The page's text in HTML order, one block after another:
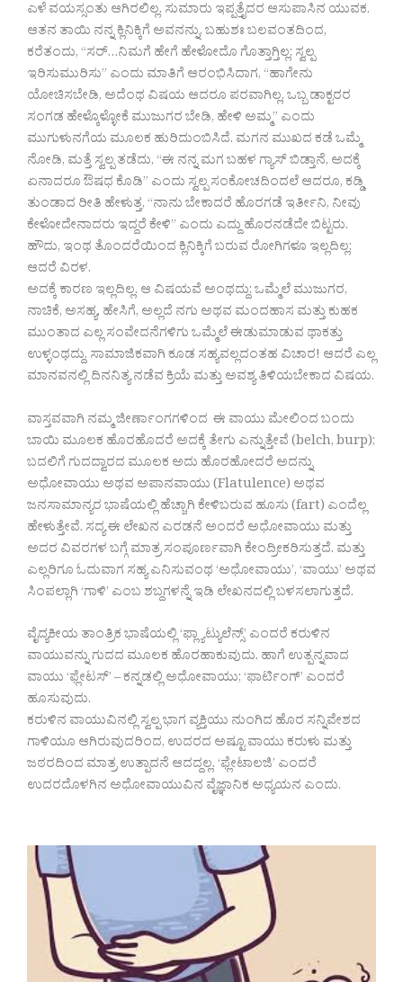
ಎಳೆ ವಯಸ್ಸಂತು ಆಗಿರಲಿಲ್ಲ. ಸುಮಾರು ಇಪ್ಪತ್ತೈದರ ಆಸುಪಾಸಿನ ಯುವಕ.
ಆತನ ತಾಯಿ ನನ್ನ ಕ್ಲಿನಿಕ್ಕಿಗೆ ಅವನನ್ನು, ಬಹುಶಃ ಬಲವಂತದಿಂದ,
ಕರೆತಂದು, “ಸರ್…ನಿಮಗೆ ಹೇಗೆ ಹೇಳೋದೊ ಗೊತ್ತಾಗ್ತಿಲ್ಲ; ಸ್ವಲ್ಪ
ಇರಿಸುಮುರಿಸು” ಎಂದು ಮಾತಿಗೆ ಆರಂಭಿಸಿದಾಗ, “ಹಾಗೇನು
ಯೋಚಿಸಬೇಡಿ, ಅದೆಂಥ ವಿಷಯ ಆದರೂ ಪರವಾಗಿಲ್ಲ, ಒಬ್ಬ ಡಾಕ್ಟರರ
ಸಂಗಡ ಹೇಳ್ಕೊಳ್ಳೋಕೆ ಮುಜುಗರ ಬೇಡಿ, ಹೇಳಿ ಅಮ್ಮ” ಎಂದು
ಮುಗುಳುನಗೆಯ ಮೂಲಕ ಹುರಿದುಂಬಿಸಿದೆ. ಮಗನ ಮುಖದ ಕಡೆ ಒಮ್ಮೆ
ನೋಡಿ, ಮತ್ತೆ ಸ್ವಲ್ಪ ತಡೆದು, “ಈ ನನ್ನ ಮಗ ಬಹಳ ಗ್ಯಾಸ್ ಬಿಡ್ತಾನೆ, ಅದಕ್ಕೆ
ಏನಾದರೂ ಔಷಧ ಕೊಡಿ” ಎಂದು ಸ್ವಲ್ಪ ಸಂಕೋಚದಿಂದಲೆ ಆದರೂ, ಕಡ್ಡಿ
ತುಂಡಾದ ರೀತಿ ಹೇಳುತ್ತ, “ನಾನು ಬೇಕಾದರೆ ಹೊರಗಡೆ ಇರ್ತೀನಿ, ನೀವು
ಕೇಳೋದೇನಾದರು ಇದ್ದರೆ ಕೇಳಿ” ಎಂದು ಎದ್ದು ಹೊರನಡೆದೇ ಬಿಟ್ಟರು.
ಹೌದು, ಇಂಥ ತೊಂದರೆಯಿಂದ ಕ್ಲಿನಿಕ್ಕಿಗೆ ಬರುವ ರೋಗಿಗಳೂ ಇಲ್ಲದಿಲ್ಲ;
ಆದರೆ ವಿರಳ.
ಅದಕ್ಕೆ ಕಾರಣ ಇಲ್ಲದಿಲ್ಲ. ಆ ವಿಷಯವೆ ಅಂಥದ್ದು: ಒಮ್ಮೆಲೆ ಮುಜುಗರ,
ನಾಚಿಕೆ, ಅಸಹ್ಯ, ಹೇಸಿಗೆ, ಅಲ್ಲದೆ ನಗು ಅಥವ ಮಂದಹಾಸ ಮತ್ತು ಕುಹಕ
ಮುಂತಾದ ಎಲ್ಲ ಸಂವೇದನೆಗಳಿಗು ಒಮ್ಮೆಲೆ ಈಡುಮಾಡುವ ಥಾಕತ್ತು
ಉಳ್ಳಂಥದ್ದು. ಸಾಮಾಜಿಕವಾಗಿ ಕೂಡ ಸಹ್ಯವಲ್ಲದಂತಹ ವಿಚಾರ! ಆದರೆ ಎಲ್ಲ
ಮಾನವನಲ್ಲಿ ದಿನನಿತ್ಯ ನಡೆವ ಕ್ರಿಯೆ ಮತ್ತು ಅವಶ್ಯ ತಿಳಿಯಬೇಕಾದ ವಿಷಯ.
ವಾಸ್ತವವಾಗಿ ನಮ್ಮ ಜೀರ್ಣಾಂಗಗಳಿಂದ ಈ ವಾಯು ಮೇಲಿಂದ ಬಂದು
ಬಾಯಿ ಮೂಲಕ ಹೊರಹೊದರೆ ಅದಕ್ಕೆ ತೇಗು ಎನ್ನುತ್ತೇವೆ (belch, burp);
ಬದಲಿಗೆ ಗುದದ್ವಾರದ ಮೂಲಕ ಅದು ಹೊರಹೋದರೆ ಅದನ್ನು
ಅಧೋವಾಯು ಅಥವ ಅಪಾನವಾಯು (Flatulence) ಅಥವ
ಜನಸಾಮಾನ್ಯರ ಭಾಷೆಯಲ್ಲಿ ಹೆಚ್ಚಾಗಿ ಕೇಳಿಬರುವ ಹೂಸು (fart) ಎಂದೆಲ್ಲ
ಹೇಳುತ್ತೇವೆ. ಸದ್ಯ ಈ ಲೇಖನ ಎರಡನೆ ಅಂದರೆ ಅಧೋವಾಯು ಮತ್ತು
ಅದರ ವಿವರಗಳ ಬಗ್ಗೆ ಮಾತ್ರ ಸಂಪೂರ್ಣವಾಗಿ ಕೇಂದ್ರೀಕರಿಸುತ್ತದೆ. ಮತ್ತು
ಎಲ್ಲರಿಗೂ ಓದುವಾಗ ಸಹ್ಯ ಎನಿಸುವಂಥ ‘ಅಧೋವಾಯು’, ‘ವಾಯು’ ಅಥವ
ಸಿಂಪಲ್ಲಾಗಿ ‘ಗಾಳಿ’ ಎಂಬ ಶಬ್ದಗಳನ್ನೆ ಇಡಿ ಲೇಖನದಲ್ಲಿ ಬಳಸಲಾಗುತ್ತದೆ.
ವೈದ್ಯಕೀಯ ತಾಂತ್ರಿಕ ಭಾಷೆಯಲ್ಲಿ ‘ಫ್ಲ್ಯಾಟ್ಯುಲೆನ್ಸ್’ ಎಂದರೆ ಕರುಳಿನ
ವಾಯುವನ್ನು ಗುದದ ಮೂಲಕ ಹೊರಹಾಕುವುದು. ಹಾಗೆ ಉತ್ಪನ್ನವಾದ
ವಾಯು ‘ಫ್ಲೇಟಸ್’ – ಕನ್ನಡಲ್ಲಿ ಅಧೋವಾಯು; ‘ಫಾರ್ಟಿಂಗ್’ ಎಂದರೆ
ಹೂಸುವುದು.
ಕರುಳಿನ ವಾಯುವಿನಲ್ಲಿ ಸ್ವಲ್ಪ ಭಾಗ ವ್ಯಕ್ತಿಯು ನುಂಗಿದ ಹೊರ ಸನ್ನಿವೇಶದ
ಗಾಳಿಯೂ ಆಗಿರುವುದರಿಂದ, ಉದರದ ಅಷ್ಟೂ ವಾಯು ಕರುಳು ಮತ್ತು
ಜಠರದಿಂದ ಮಾತ್ರ ಉತ್ಪಾದನೆ ಆದದ್ದಲ್ಲ. ‘ಫ್ಲೇಟಾಲಜಿ’ ಎಂದರೆ
ಉದರದೊಳಗಿನ ಅಧೋವಾಯುವಿನ ವೈಜ್ಞಾನಿಕ ಅಧ್ಯಯನ ಎಂದು.